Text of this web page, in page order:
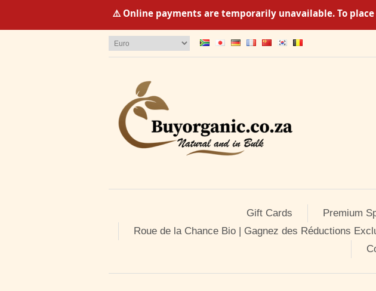
⚠️ Online payments are temporarily unavailable. To
Gift Cards Premium
Roue de la Chance Bio | Gagnez des Réductions